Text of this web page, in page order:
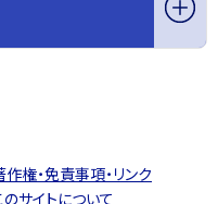
作権・免責事項・リンク
のサイトについて